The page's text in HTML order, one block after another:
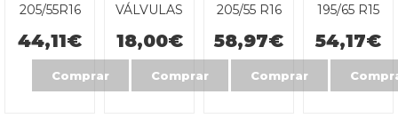
205/55R16
ARZERO
44,11€
Comprar
VÁLVULAS
C/ 100
VÁLVULAS
18,00€
Comprar
205/55 R16
ECOWING
58,97€
Comprar
195/65 R15
ECOWING
54,17€